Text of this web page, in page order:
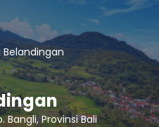
Bangli, Provinsi Bali